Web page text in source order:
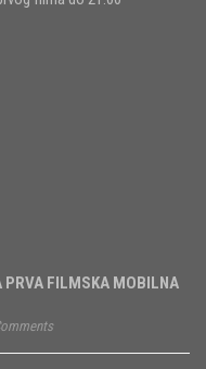
PRVA FILMSKA MOBILNA